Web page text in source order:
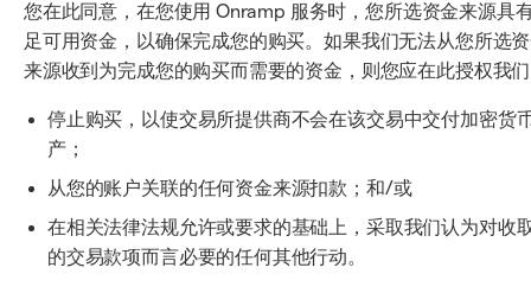
您在此同意，在您使用 Onramp 服务时，您所选资金来源具
足可用资金，以确保完成您的购买。如果我们无法从您所选
来源收到为完成您的购买而需要的资金，则您应在此授权我
停止购买，以使交易所提供商不会在该交易中交付加密货
产；
从您的账户关联的任何资金来源扣款；和/或
在相关法律法规允许或要求的基础上，采取我们认为对收
的交易款项而言必要的任何其他行动。